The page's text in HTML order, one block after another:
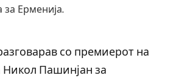
Ерменија.
со премиерот на
Никол Пашинјан за